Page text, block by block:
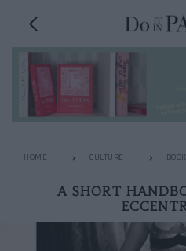
HOME CULTURE
A SHORT